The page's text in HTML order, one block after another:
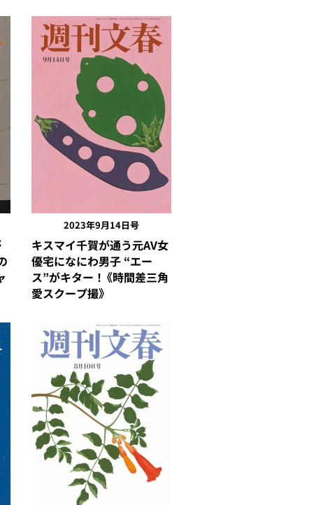
2023年9月14日号
キスマイ千賀が通う元AV女
優宅になにわ男子 “エー
ス”がキター！《時間差三角
愛スクープ撮》